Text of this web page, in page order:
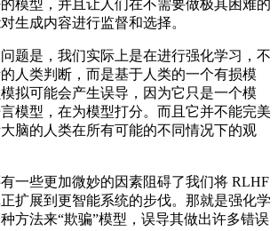
模型，并且让人们在不需要做极其困难的
生成内容进行监督和选择。
是，我们实际上是在进行强化学习，不
人类判断，而是基于人类的一个有损模
拟可能会产生误导，因为它只是一个模
模型，在为模型打分。而且它并不能完美
脑的人类在所有可能的不同情况下的观
些更加微妙的因素阻碍了我们将 RLHF
扩展到更智能系统的步伐。那就是强化学
方法来“欺骗”模型，误导其做出许多错误